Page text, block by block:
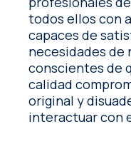
todos ellos con
capaces de
necesidades de
conscientes de
calidad
original y
interactuar con